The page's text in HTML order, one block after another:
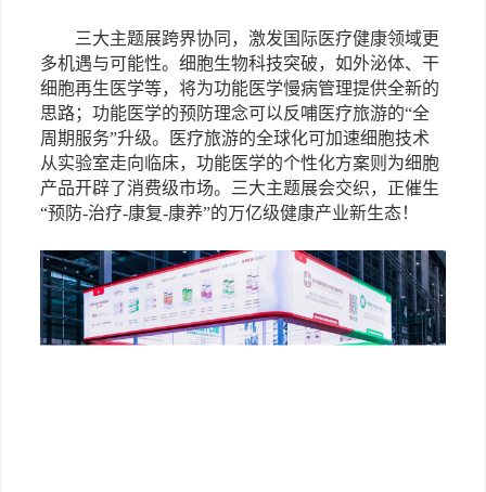
三大主题展跨界协同，激发国际医疗健康领域更
多机遇与可能性。细胞生物科技突破，如外泌体、干
细胞再生医学等，将为功能医学慢病管理提供全新的
思路；功能医学的预防理念可以反哺医疗旅游的“全
周期服务”升级。医疗旅游的全球化可加速细胞技术
从实验室走向临床，功能医学的个性化方案则为细胞
产品开辟了消费级市场。三大主题展会交织，正催生
“预防-治疗-康复-康养”的万亿级健康产业新生态！